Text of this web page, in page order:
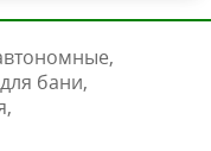
для бани